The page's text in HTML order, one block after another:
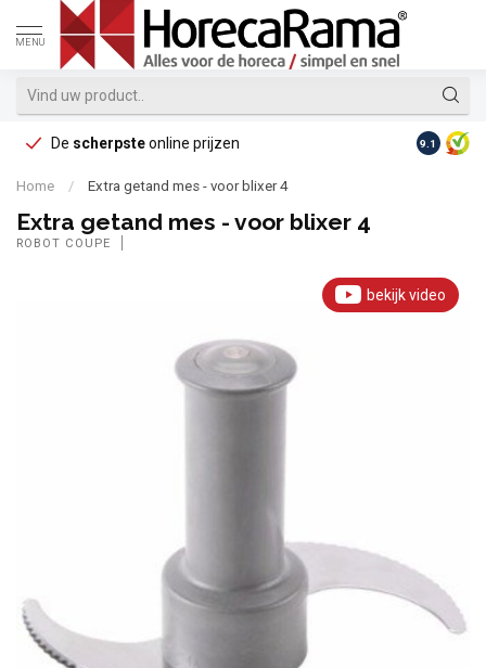
MENU
De scherpsteonline prijzen Op
9.1
Home / Extra getand mes - voor blixer 4
Extra getand mes - voor blixer 4
ROBOT COUPE
bekijk video